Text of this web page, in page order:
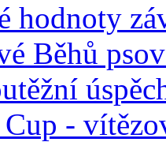
hodnoty
Běhů
-